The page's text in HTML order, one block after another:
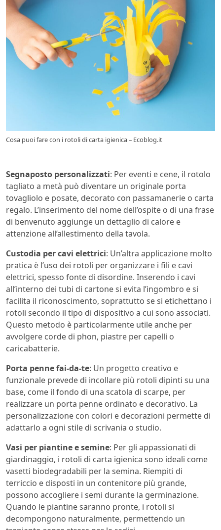
Cosa puoi fare con i rotoli di carta igienica – Ecoblog.it
Segnaposto personalizzati: Per eventi e cene, il rotolo
tagliato a metà può diventare un originale porta
tovagliolo e posate, decorato con passamanerie o carta
regalo. L’inserimento del nome dell’ospite o di una frase
di benvenuto aggiunge un dettaglio di calore e
attenzione all’allestimento della tavola.
Custodia per cavi elettrici: Un’altra applicazione molto
pratica è l’uso dei rotoli per organizzare i fili e cavi
elettrici, spesso fonte di disordine. Inserendo i cavi
all’interno dei tubi di cartone si evita l’ingombro e si
facilita il riconoscimento, soprattutto se si etichettano i
rotoli secondo il tipo di dispositivo a cui sono associati.
Questo metodo è particolarmente utile anche per
avvolgere corde di phon, piastre per capelli o
caricabatterie.
Porta penne fai-da-te: Un progetto creativo e
funzionale prevede di incollare più rotoli dipinti su una
base, come il fondo di una scatola di scarpe, per
realizzare un porta penne ordinato e decorativo. La
personalizzazione con colori e decorazioni permette di
adattarlo a ogni stile di scrivania o studio.
Vasi per piantine e semine: Per gli appassionati di
giardinaggio, i rotoli di carta igienica sono ideali come
vasetti biodegradabili per la semina. Riempiti di
terriccio e disposti in un contenitore più grande,
possono accogliere i semi durante la germinazione.
Quando le piantine saranno pronte, i rotoli si
decompongono naturalmente, permettendo un